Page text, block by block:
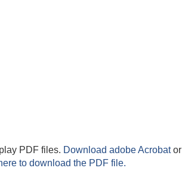
PDF files. Download adobe Acrobator
to download the PDF file.